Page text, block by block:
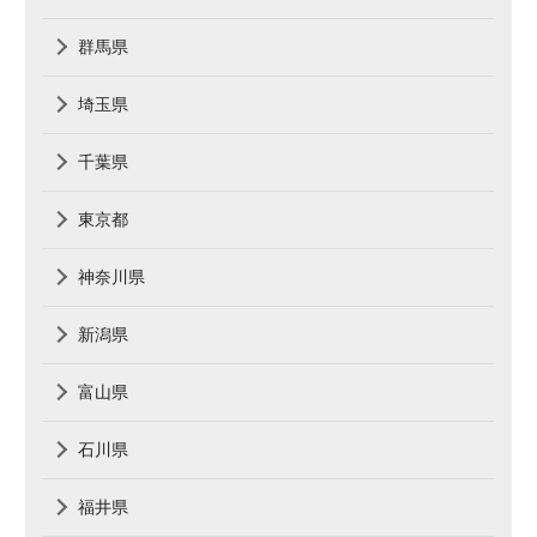
群馬県
埼玉県
千葉県
東京都
神奈川県
新潟県
富山県
石川県
福井県